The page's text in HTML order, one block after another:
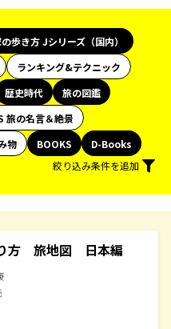
歩き方 Jシリーズ（国内）
ランキング&テクニック
歴史時代
旅の図鑑
旅の名言＆絶景
物 BOOKS
D-Books
絞り込み条件を追加
方 旅地図 日本編